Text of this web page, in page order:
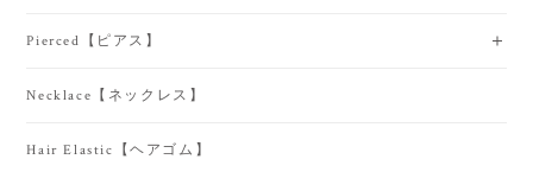
Pierced【ピアス】
Necklace【ネックレス】
Hair Elastic【ヘアゴム】